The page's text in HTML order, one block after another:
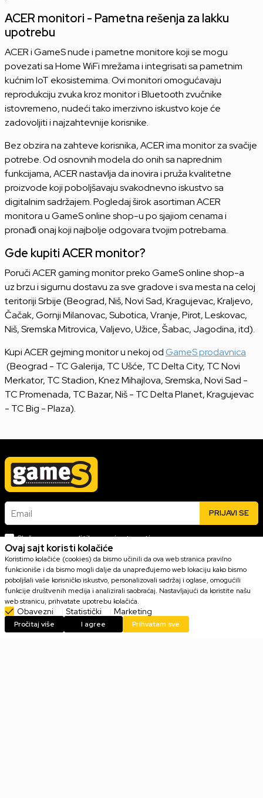
ACER monitori - Pametna rešenja za lakku
upotrebu
ACER i GameS nude i pametne monitore koji se mogu
povezati sa Home WiFi mrežama i integrisati sa pametnim
kućnim IoT ekosistemima. Ovi monitori omogućavaju
reprodukciju zvuka kroz monitor i Bluetooth zvučnike
istovremeno, nudeći tako imerzivno iskustvo koje će
zadovoljiti i najzahtevnije korisnike.
Bez obzira na zahteve korisnika, ACER ima monitor za svačije
potrebe. Od osnovnih modela do onih sa naprednim
funkcijama, ACER nastavlja da inovira i pruža kvalitetne
proizvode koji poboljšavaju svakodnevno iskustvo sa
digitalnim sadržajem. Pogledaj širok asortiman ACER
monitora u GameS online shop-u po sjajiom cenama i
pronađi onaj koji najbolje odgovara tvojim potrebama.
Gde kupiti ACER monitor?
Poruči ACER gaming monitor preko GameS online shop-a
uz brzu i sigurnu dostavu za sve gradove i sva mesta na celoj
teritoriji Srbije (Beograd, Niš, Novi Sad, Kragujevac, Kraljevo,
Čačak, Gornji Milanovac, Subotica, Vranje, Pirot, Leskovac,
Niš, Sremska Mitrovica, Valjevo, Užice, Šabac, Jagodina, itd).
Kupi ACER gejming monitor u nekoj odGameS prodavnica
(Beograd - TC Galerija, TC Ušće, TC Delta City, TC Novi
Merkator, TC Stadion, Knez Mihajlova, Sremska, Novi Sad -
TC Promenada, TC Bazar, Niš - TC Delta Planet, Kragujevac
- TC Big - Plaza).
Email PRIJAVI SE
Slažem se sapolitikom privatnosti
POPULARNO
KONZOLE
Ovaj sajt koristi kolačiće
Koristimo kolačiće (cookies) da bismo učinili da ova web stranica pravilno
funkcioniše i da bismo mogli dalje da unapređujemo web lokaciju kako bismo
poboljšali vaše korisničko iskustvo, personalizovali sadržaj i oglase, omogućili
funkcije društvenih medija i analizirali saobraćaj. Nastavljajući da koristite našu
web stranicu, prihvatate upotrebu kolačića.
Obavezni Statistički Marketing
Pročitaj više I agree Prihvatam sve